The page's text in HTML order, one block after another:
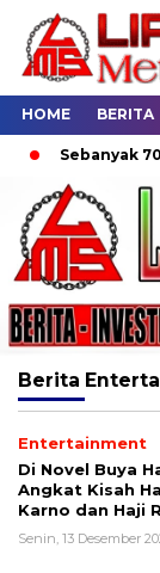
HOME BERITA
Sebanyak 70
Berita
Entertainment
Di Novel Buya
Angkat Kisah
Karno dan Haji
Senin, 13 Desember